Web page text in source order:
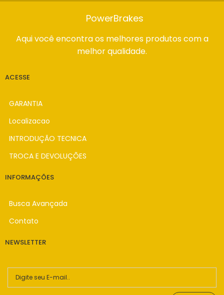
PowerBrakes
Aqui você encontra os melhores produtos com a
melhor qualidade.
ACESSE
GARANTIA
Localizacao
INTRODUÇÃO TECNICA
TROCA E DEVOLUÇÕES
INFORMAÇÕES
Busca Avançada
Contato
NEWSLETTER